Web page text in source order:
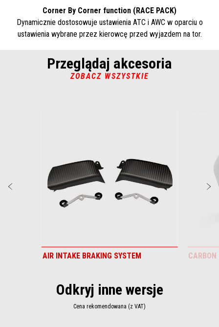
Corner By Corner function (RACE PACK)
Dynamicznie dostosowuje ustawienia ATC i AWC w oparciu o
ustawienia wybrane przez kierowcę przed wyjazdem na tor.
Przeglądaj akcesoria
ZOBACZ WSZYSTKIE
Poprzedni
AIR INTAKE BRAKING SYSTEM CARBON
Odkryj inne wersje
Cena rekomendowana (z VAT)